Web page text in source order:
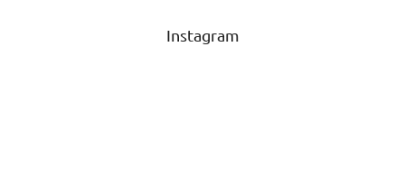
Instagram